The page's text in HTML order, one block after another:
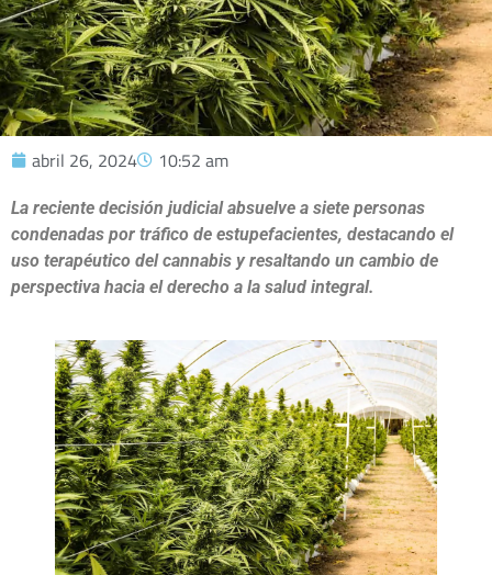
abril 26, 2024 10:52 am
La reciente decisión judicial absuelve a siete personas
condenadas por tráfico de estupefacientes, destacando el
uso terapéutico del cannabis y resaltando un cambio de
perspectiva hacia el derecho a la salud integral.